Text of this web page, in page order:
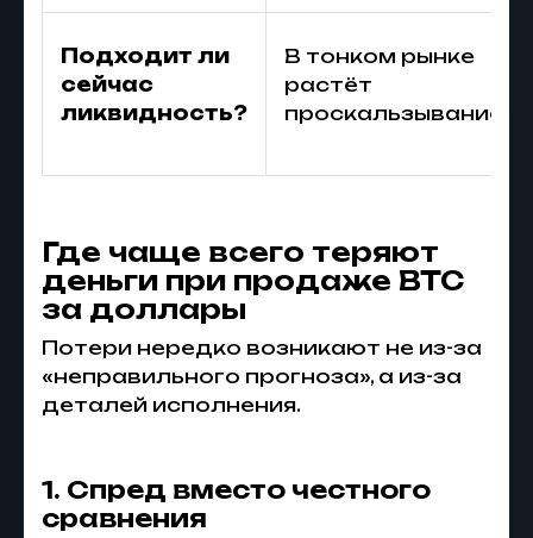
Подходит ли
сейчас
ликвидность?
В тонком рынке
растёт
проскальзывание
Где чаще всего теряют
деньги при продаже BTC
за доллары
Потери нередко возникают не из-за
«неправильного прогноза», а из-за
деталей исполнения.
1. Спред вместо честного
сравнения